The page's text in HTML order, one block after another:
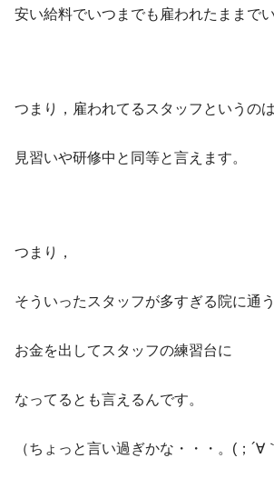
安い給料でいつまでも雇われたままでい
つまり，雇われてるスタッフというのは
見習いや研修中と同等と言えます。
つまり，
そういったスタッフが多すぎる院に通
お金を出してスタッフの練習台に
なってるとも言えるんです。
（ちょっと言い過ぎかな・・・。(；´∀